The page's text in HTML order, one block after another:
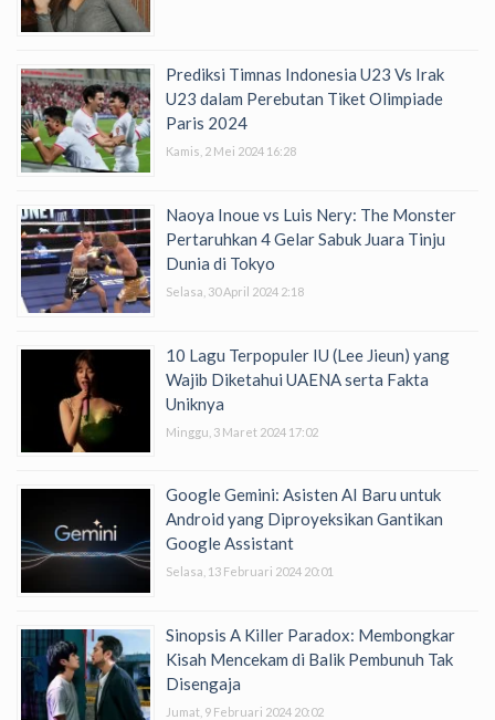
Prediksi Timnas Indonesia U23 Vs Irak
U23 dalam Perebutan Tiket Olimpiade
Paris 2024
Kamis, 2 Mei 2024 16:28
Naoya Inoue vs Luis Nery: The Monster
Pertaruhkan 4 Gelar Sabuk Juara Tinju
Dunia di Tokyo
Selasa, 30 April 2024 2:18
10 Lagu Terpopuler IU (Lee Jieun) yang
Wajib Diketahui UAENA serta Fakta
Uniknya
Minggu, 3 Maret 2024 17:02
Google Gemini: Asisten AI Baru untuk
Android yang Diproyeksikan Gantikan
Google Assistant
Selasa, 13 Februari 2024 20:01
Sinopsis A Killer Paradox: Membongkar
Kisah Mencekam di Balik Pembunuh Tak
Disengaja
Jumat, 9 Februari 2024 20:02